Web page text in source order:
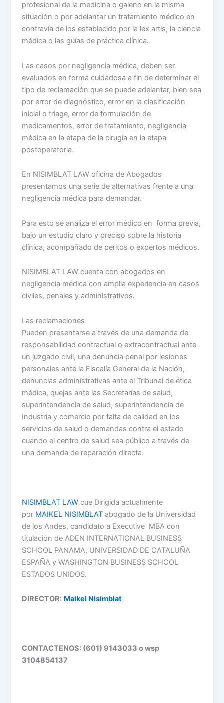
profesional de la medicina o galeno en la misma
situación o por adelantar un tratamiento médico en
contravía de los establecido por la lex artis, la ciencia
médica o las guías de práctica clínica.
Las casos por negligencia médica, deben ser
evaluados en forma cuidadosa a fin de determinar el
tipo de reclamación que se puede adelantar, bien sea
por error de diagnóstico, error en la clasificación
inicial o triage, error de formulación de
medicamentos, error de tratamiento, negligencia
médica en la etapa de la cirugía en la etapa
postoperatoria.
En NISIMBLAT LAW oficina de Abogados
presentamos una serie de alternativas frente a una
negligencia médica para demandar.
Para esto se analiza el error médico en forma previa,
bajo un estudio claro y preciso sobre la historia
clínica, acompañado de peritos o expertos médicos.
NISIMBLAT LAW cuenta con abogados en
negligencia médica con amplia experiencia en casos
civiles, penales y administrativos.
Las reclamaciones
Pueden presentarse a través de una demanda de
responsabilidad contractual o extracontractual ante
un juzgado civil, una denuncia penal por lesiones
personales ante la Fiscalía General de la Nación,
denuncias administrativas ante el Tribunal de ética
médica, quejas ante las Secretarías de salud,
superintendencia de salud, superintendencia de
Industria y comercio por falta de calidad en los
servicios de salud o demandas contra el estado
cuando el centro de salud sea público a través de
una demanda de reparación directa.
NISIMBLAT LAWcue Dirigida actualmente
por MAIKEL NISIMBLATabogado de la Universidad
de los Andes, candidato a Executive MBA con
titulación de ADEN INTERNATIONAL BUSINESS
SCHOOL PANAMA, UNIVERSIDAD DE CATALUÑA
ESPAÑA y WASHINGTON BUSINESS SCHOOL
ESTADOS UNIDOS.
DIRECTOR: Maikel Nisimblat
CONTACTENOS: (601) 9143033o wsp
3104854137